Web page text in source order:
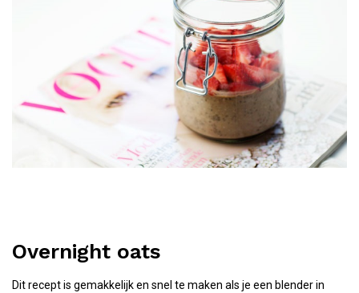
Overnight oats
Dit recept is gemakkelijk en snel te maken als je een blender in